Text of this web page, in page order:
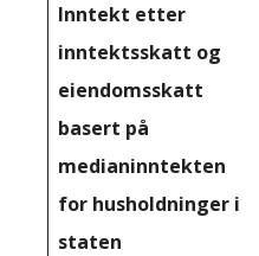
Inntekt etter
inntektsskatt og
eiendomsskatt
basert på
medianinntekten
for husholdninger i
staten